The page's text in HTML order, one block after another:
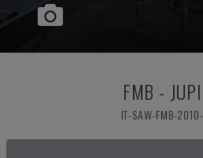
FMB -
IT-SAW-FMB-